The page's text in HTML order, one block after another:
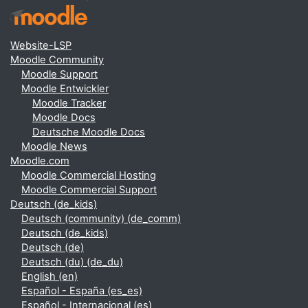
Website-LSP
Moodle Community
Moodle Support
Moodle Entwickler
Moodle Tracker
Moodle Docs
Deutsche Moodle Docs
Moodle News
Moodle.com
Moodle Commercial Hosting
Moodle Commercial Support
Deutsch ‎(de_kids)‎
Deutsch (community) ‎(de_comm)‎
Deutsch ‎(de_kids)‎
Deutsch ‎(de)‎
Deutsch (du) ‎(de_du)‎
English ‎(en)‎
Español - España ‎(es_es)‎
Español - Internacional ‎(es)‎